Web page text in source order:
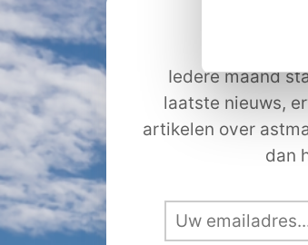
Iedere maand
laatste nieuws,
artikelen over
dan